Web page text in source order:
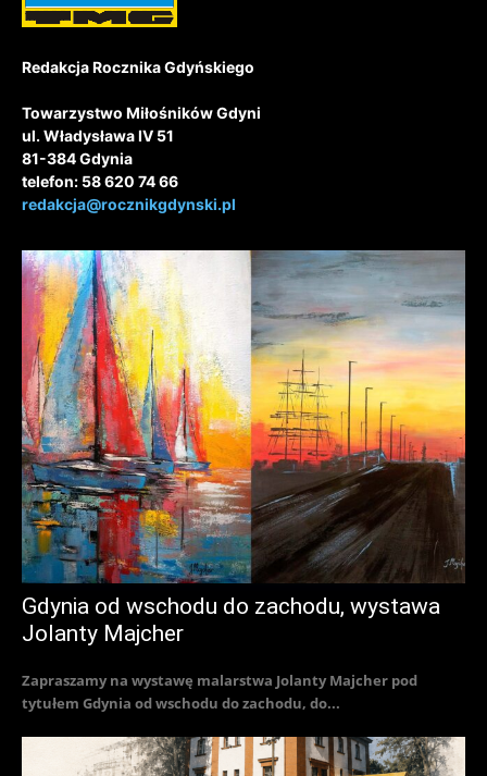
Redakcja Rocznika Gdyńskiego
Towarzystwo Miłośników Gdyni
ul. Władysława IV 51
81-384 Gdynia
telefon: 58 620 74 66
redakcja@rocznikgdynski.pl
Gdynia od wschodu do zachodu, wystawa
Jolanty Majcher
Zapraszamy na wystawę malarstwa Jolanty Majcher pod
tytułem Gdynia od wschodu do zachodu, do...